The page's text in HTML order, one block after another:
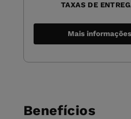
TAXAS DE
Mais informações
Benefícios